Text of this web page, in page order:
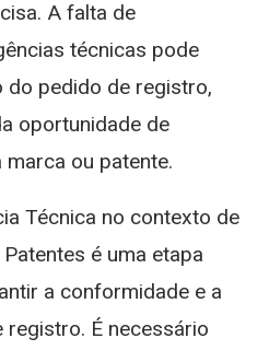
A falta de
técnicas pode
do pedido de registro,
oportunidade de
ou patente.
Técnica no contexto de
é uma etapa
a conformidade e a
É necessário